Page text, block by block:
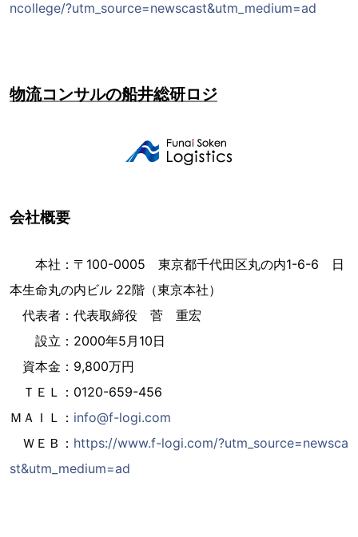
ncollege/?utm_source=newscast&utm_medium=ad
物流コンサルの船井総研ロジ
会社概要
本社：〒100-0005 東京都千代田区丸の内1-6-6 日
本生命丸の内ビル 22階（東京本社）
代表者：代表取締役 菅 重宏
設立：2000年5月10日
資本金：9,800万円
ＴＥＬ：0120-659-456
ＭＡＩＬ： info@f-logi.com
ＷＥＢ： https://www.f-logi.com/?utm_source=newsca
st&utm_medium=ad